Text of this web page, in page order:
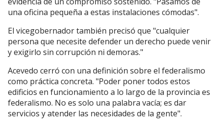
una oficina pequeña a estas instalaciones cómodas".
El vicegobernador también precisó que "cualquier
persona que necesite defender un derecho puede venir
y exigirlo sin corrupción ni demoras."
Acevedo cerró con una definición sobre el federalismo
como práctica concreta. "Poder poner todos estos
edificios en funcionamiento a lo largo de la provincia es
federalismo. No es solo una palabra vacía; es dar
servicios y atender las necesidades de la gente".